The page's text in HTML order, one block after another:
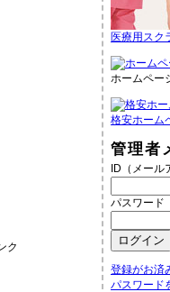
医療用スク
ホームペー
格安ホーム
管理者
ID（メール
パスワード
登録がお済
パスワード